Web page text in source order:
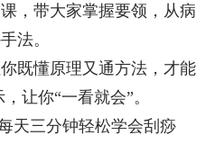
带大家掌握要领，从病
法。
懂原理又通方法，才能
让你“一看就会”。
三分钟轻松学会刮痧